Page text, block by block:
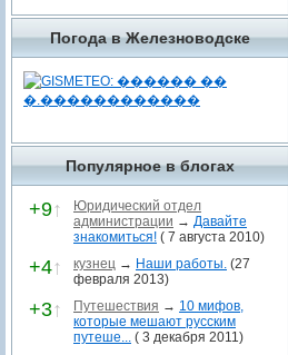
Погода в Железноводске
Популярное в блогах
+9↑
Юридический отдел
администрации → Давайте
знакомиться! ( 7 августа 2010)
+4↑ кузнец → Наши работы. (27
февраля 2013)
+3↑ Путешествия → 10 мифов,
которые мешают русским
путеше... ( 3 декабря 2011)